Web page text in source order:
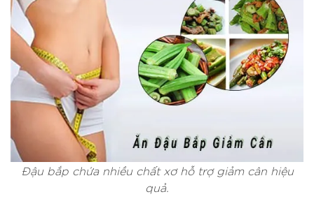
Đậu bắp chứa nhiều chất xơ hỗ trợ giảm cân hiệu
quả.